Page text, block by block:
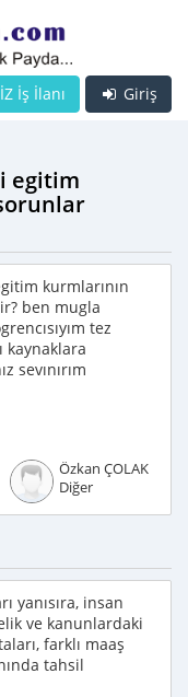
Giriş
İş İlanı
egitim
kurmlarının
ben mugla
tez
kaynaklara
sevınırım
Özkan ÇOLAK
Diğer
yanısıra, insan
ve kanunlardaki
farklı maaş
tahsil